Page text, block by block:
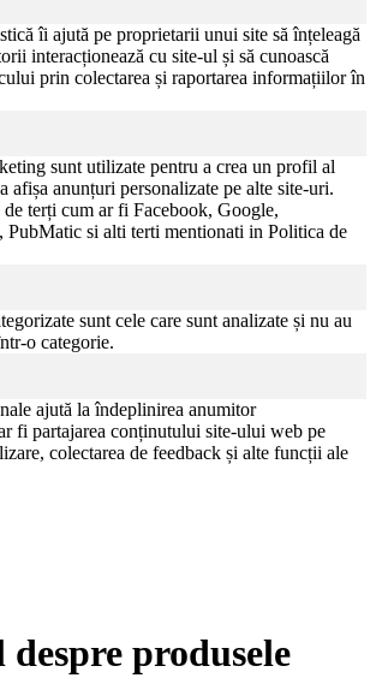
îi ajută pe proprietarii unui site să înțeleagă
interacționează cu site-ul și să cunoască
prin colectarea și raportarea informațiilor în
sunt utilizate pentru a crea un profil al
afișa anunțuri personalizate pe alte site-uri.
de terți cum ar fi Facebook, Google,
si alti terti mentionati in Politica de
sunt cele care sunt analizate și nu au
o categorie.
ajută la îndeplinirea anumitor
fi partajarea conținutului site-ului web pe
colectarea de feedback și alte funcții ale
produsele